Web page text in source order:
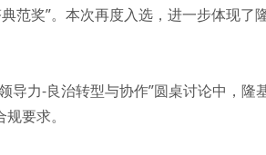
范奖”。本次再度入选，进一步体现
导力-良治转型与协作”圆桌讨论中，
要求。